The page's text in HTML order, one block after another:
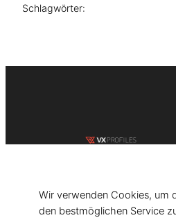
Schlagwörter:
[current_year]
Wir verwenden Cookies, um
den bestmöglichen Service